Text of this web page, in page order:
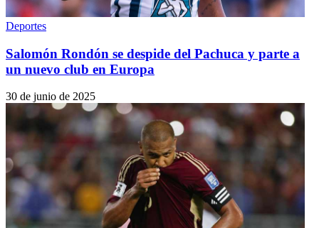
Deportes
Salomón Rondón se despide del Pachuca y parte a
un nuevo club en Europa
30 de junio de 2025